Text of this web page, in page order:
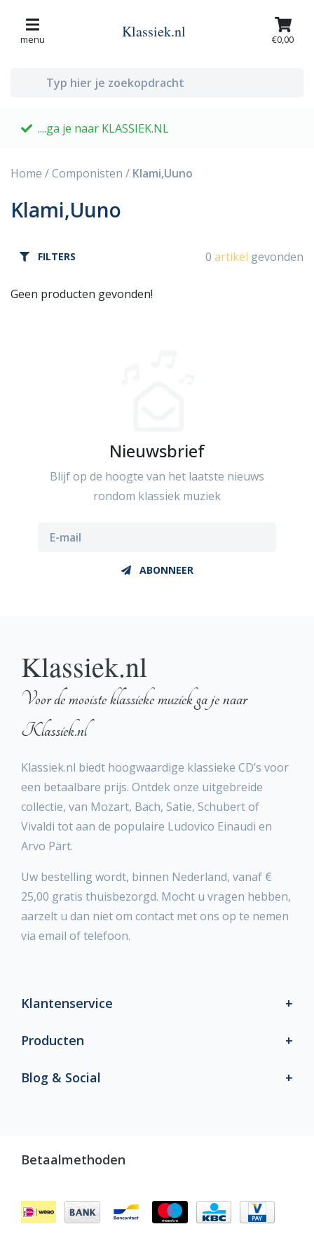
menu Klassiek.nl €0,00
....ga je naar KLASSIEK.NL
Home /Componisten / Klami,Uuno
Klami,Uuno
FILTERS 0 artikel gevonden
Geen producten gevonden!
Nieuwsbrief
Blijf op de hoogte van het laatste nieuws
rondom klassiek muziek
ABONNEER
Klassiek.nl
Voor de mooiste klassieke muziek ga je naar
Klassiek.nl
Klassiek.nl biedt hoogwaardige klassieke CD’s voor
een betaalbare prijs. Ontdek onze uitgebreide
collectie, van Mozart, Bach, Satie, Schubert of
Vivaldi tot aan de populaire Ludovico Einaudi en
Arvo Pärt.
Uw bestelling wordt, binnen Nederland, vanaf €
25,00 gratis thuisbezorgd. Mocht u vragen hebben,
aarzelt u dan niet om contact met ons op te nemen
via email of telefoon.
Klantenservice
Producten
Blog & Social
Betaalmethoden